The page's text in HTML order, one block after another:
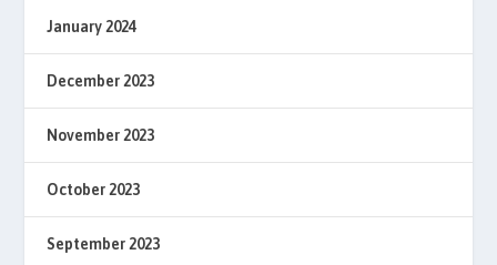
January 2024
December 2023
November 2023
October 2023
September 2023